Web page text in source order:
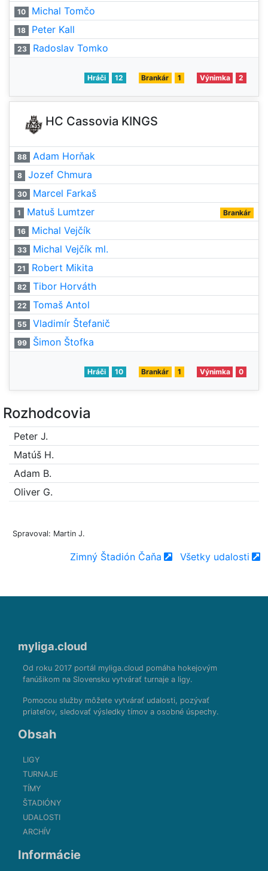
10 Michal Tomčo
18 Peter Kall
23 Radoslav Tomko
Hráči 12 Brankár 1 Výnimka 2
HC Cassovia KINGS
88 Adam Horňak
8 Jozef Chmura
30 Marcel Farkaš
1 Matuš Lumtzer Brankár
16 Michal Vejčík
33 Michal Vejčík ml.
21 Robert Mikita
82 Tibor Horváth
22 Tomaš Antol
55 Vladimír Štefanič
99 Šimon Štofka
Hráči 10 Brankár 1 Výnimka 0
Rozhodcovia
Peter J.
Matúš H.
Adam B.
Oliver G.
Spravoval: Martin J.
Zimný Štadión Čaňa Všetky udalosti
myliga.cloud
Od roku 2017 portál myliga.cloud pomáha hokejovým
fanúšikom na Slovensku vytvárať turnaje a ligy.
Pomocou služby môžete vytvárať udalosti, pozývať
priateľov, sledovať výsledky tímov a osobné úspechy.
Obsah
LIGY
TURNAJE
TÍMY
ŠTADIÓNY
UDALOSTI
ARCHÍV
Informácie